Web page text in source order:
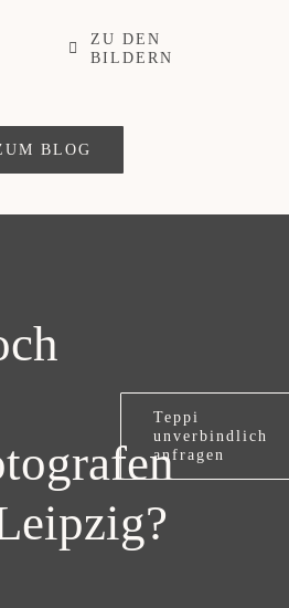
ZU DEN
BILDERN
BLOG
Teppi
unverbindlich
anfragen